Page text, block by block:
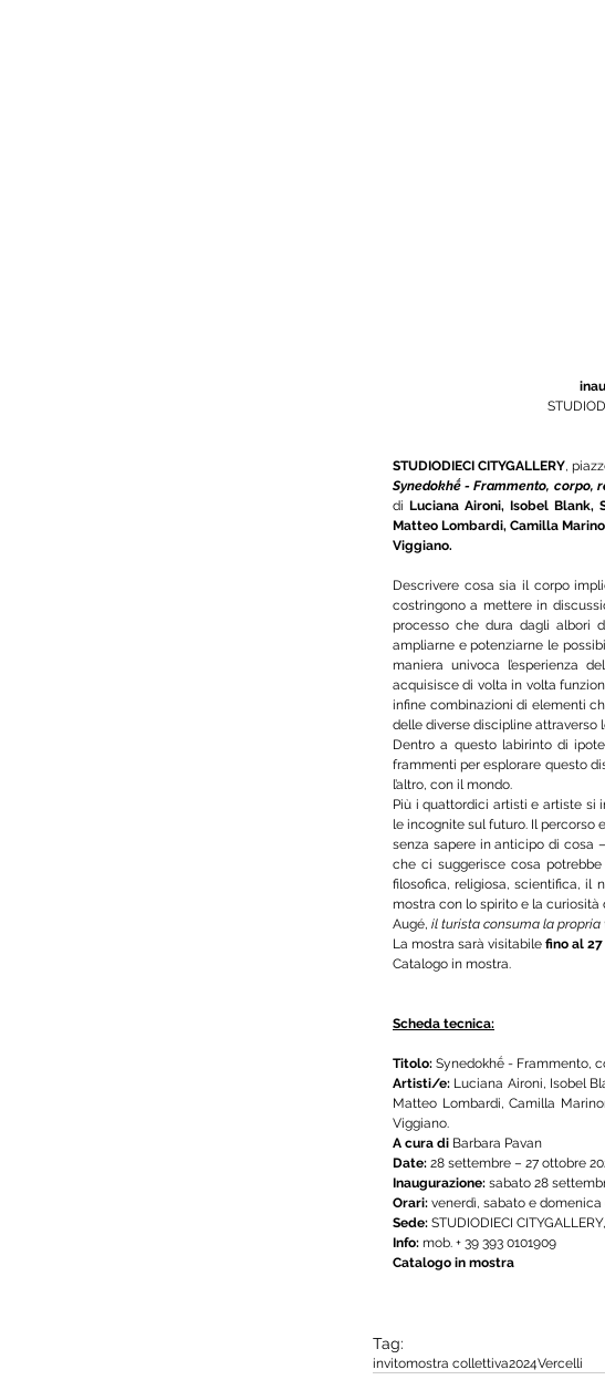
STUDIODIECI CITYGALLERY,
Synedokhḗ - Frammento, corpo,
di Luciana Aironi, Isobel Blank,
Matteo Lombardi, Camilla
Viggiano.
Descrivere cosa sia il corpo
costringono a mettere in
processo che dura dagli albori
ampliarne e potenziarne le
maniera univoca l’esperienza
acquisisce di volta in volta
infine combinazioni di elementi
delle diverse discipline attraverso
Dentro a questo labirinto di
frammenti per esplorare questo
l’altro, con il mondo.
Più i quattordici artisti e artiste si
le incognite sul futuro. Il percorso
senza sapere in anticipo di cosa
che ci suggerisce cosa
filosofica, religiosa, scientifica, il
mostra con lo spirito e la
Augé, il turista consuma la propria
La mostra sarà visitabile fino al
Catalogo in mostra.
Scheda tecnica:
Titolo: Synedokhḗ - Frammento,
Artisti/e: Luciana Aironi, Isobel
Matteo Lombardi, Camilla
Viggiano.
A cura di Barbara Pavan
Date: 28 settembre – 27 ottobre
Inaugurazione: sabato 28
Orari: venerdì, sabato e domenica
Sede: STUDIODIECI
Info: mob. + 39 393 0101909
Catalogo in mostra
Tag:
invitomostra collettiva2024Vercelli